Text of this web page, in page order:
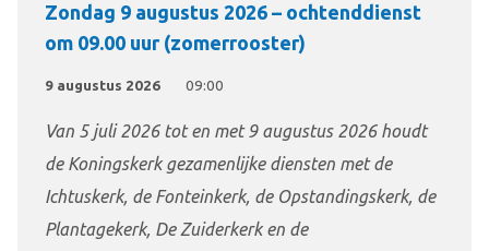
Zondag 9 augustus 2026 – ochtenddienst
om 09.00 uur (zomerrooster)
9 augustus 2026 09:00
Van 5 juli 2026 tot en met 9 augustus 2026 houdt
de Koningskerk gezamenlijke diensten met de
Ichtuskerk, de Fonteinkerk, de Opstandingskerk, de
Plantagekerk, De Zuiderkerk en de